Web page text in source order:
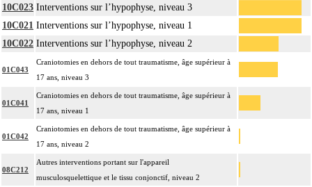
10C023 Interventions sur l’hypophyse, niveau 3
10C021 Interventions sur l’hypophyse, niveau 1
10C022 Interventions sur l’hypophyse, niveau 2
01C043
Craniotomies en dehors de tout traumatisme, âge supérieur à
17 ans, niveau 3
01C041
Craniotomies en dehors de tout traumatisme, âge supérieur à
17 ans, niveau 1
01C042
Craniotomies en dehors de tout traumatisme, âge supérieur à
17 ans, niveau 2
08C212
Autres interventions portant sur l'appareil
musculosquelettique et le tissu conjonctif, niveau 2